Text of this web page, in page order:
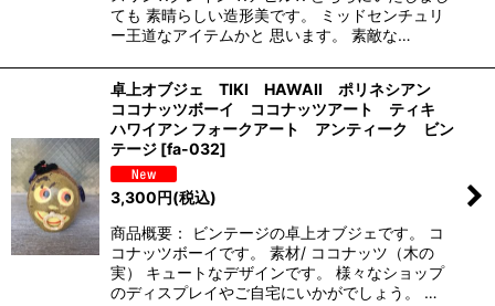
ても 素晴らしい造形美です。 ミッドセンチュリ
ー王道なアイテムかと 思います。 素敵な…
卓上オブジェ TIKI HAWAII ポリネシアン
ココナッツボーイ ココナッツアート ティキ
ハワイアン フォークアート アンティーク ビン
テージ [fa-032]
3,300円(税込)
商品概要： ビンテージの卓上オブジェです。 コ
コナッツボーイです。 素材/ ココナッツ（木の
実） キュートなデザインです。 様々なショップ
のディスプレイやご自宅にいかがでしょう。 …